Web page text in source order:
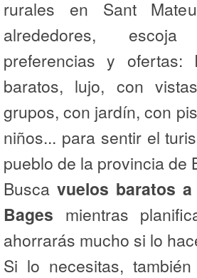
rurales en Sant
alrededores,
preferencias y ofertas:
baratos, lujo, con
grupos, con jardín, con
niños... para sentir el
pueblo de la provincia de
Busca vuelos baratos
Bages mientras
ahorrarás mucho si lo
Si lo necesitas,